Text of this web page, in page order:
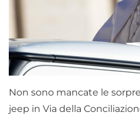
Non sono mancate le
jeep in Via della